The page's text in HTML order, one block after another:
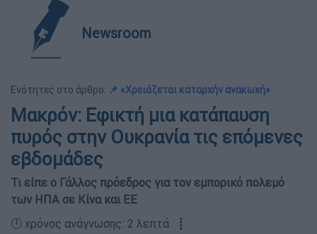
Newsroom
Ενότητες στο άρθρο: 📌 «Χρειάζεται καταρχήν ανακωχή»
Μακρόν: Εφικτή μια κατάπαυση
πυρός στην Ουκρανία τις επόμενες
εβδομάδες
Τι είπε ο Γάλλος πρόεδρος για τον εμπορικό πολεμό
των ΗΠΑ σε Κίνα και ΕΕ
🕛 χρόνος ανάγνωσης: 2 λεπτά ┋